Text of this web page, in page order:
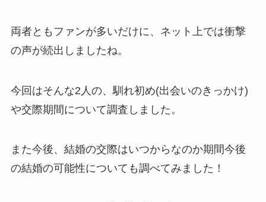
両者ともファンが多いだけに、ネット上では衝撃
の声が続出しましたね。
今回はそんな2人の、馴れ初め(出会いのきっかけ)
や交際期間について調査しました。
また今後、結婚の交際はいつからなのか期間今後
の結婚の可能性についても調べてみました！